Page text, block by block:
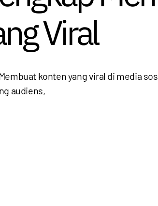
Viral
konten yang viral di media
audiens,